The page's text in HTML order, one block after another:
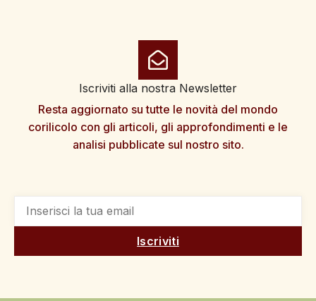
Iscriviti alla nostra Newsletter
Resta aggiornato su tutte le novità del mondo
corilicolo con gli articoli, gli approfondimenti e le
analisi pubblicate sul nostro sito.
Iscriviti